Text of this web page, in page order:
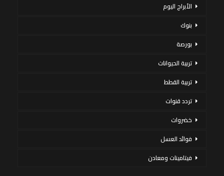
الأبراج اليوم
بنوك
بورصة
تربية الحيوانات
تربية القطط
تردد قنوات
خضروات
فوائد العسل
فيتامينات ومعادن